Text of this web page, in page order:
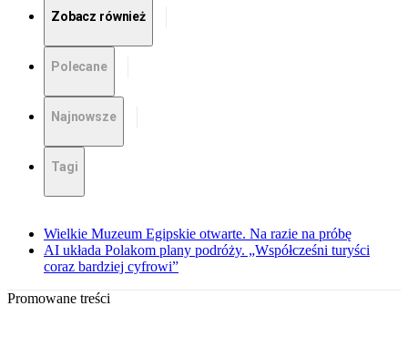
Zobacz również
Polecane
Najnowsze
Tagi
Wielkie Muzeum Egipskie otwarte. Na razie na próbę
AI układa Polakom plany podróży. „Współcześni turyści
coraz bardziej cyfrowi”
Promowane treści